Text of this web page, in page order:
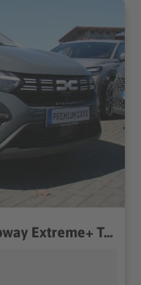
Dacia Jogger 1,0TDCi LPG Stepway Extreme+ Tempomat Kamera...